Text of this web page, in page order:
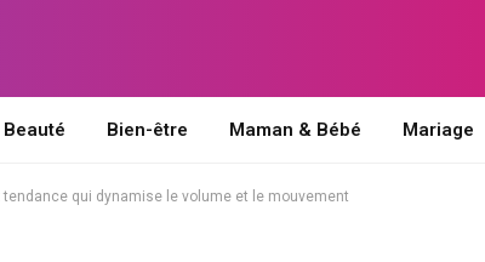
Beauté Bien-être Maman & Bébé Mariage
qui dynamise le volume et le mouvement